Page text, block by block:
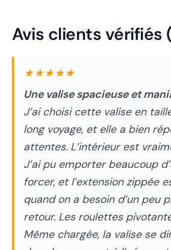
Avis clients vérifiés
★★★★★
Une valise spacieuse et
J’ai choisi cette valise en
long voyage, et elle a bien
attentes. L’intérieur est
J’ai pu emporter beaucoup
forcer, et l’extension zippée
quand on a besoin d’un peu
retour. Les roulettes
Même chargée, la valise se